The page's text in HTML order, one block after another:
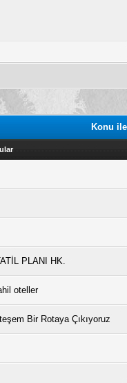
Konu
PLANI HK.
oteller
Bir Rotaya Çıkıyoruz